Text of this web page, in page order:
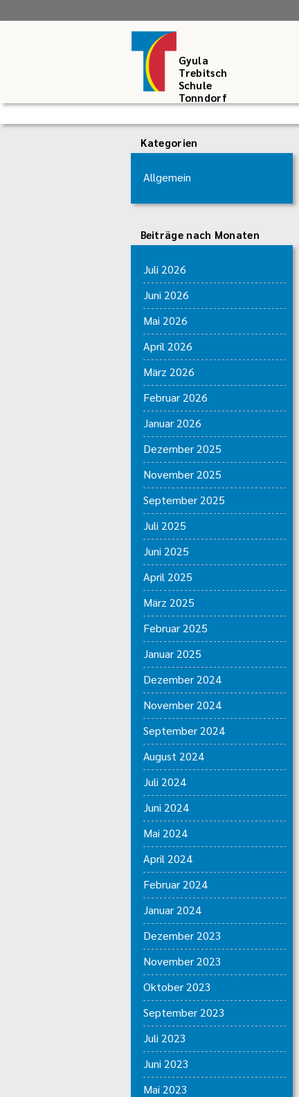
Gyula
Trebitsch
Schule
Tonndorf
Kategorien
Allgemein
Beiträge nach Monaten
Juli 2026
Juni 2026
Mai 2026
April 2026
März 2026
Februar 2026
Januar 2026
Dezember 2025
November 2025
September 2025
Juli 2025
Juni 2025
April 2025
März 2025
Februar 2025
Januar 2025
Dezember 2024
November 2024
September 2024
August 2024
Juli 2024
Juni 2024
Mai 2024
April 2024
Februar 2024
Januar 2024
Dezember 2023
November 2023
Oktober 2023
September 2023
Juli 2023
Juni 2023
Mai 2023